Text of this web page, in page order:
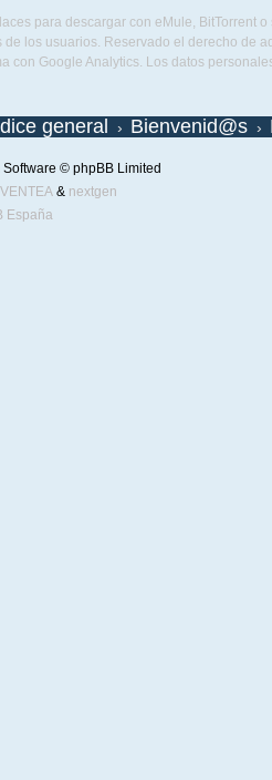
para descargar con eMule, BitTorrent
los usuarios. Reservado el derecho de
con Google Analytics. Los datos
general Bienvenid@s
© phpBB Limited
& nextgen
España